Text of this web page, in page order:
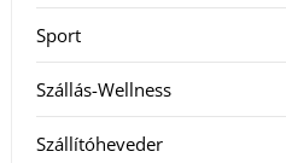
Sport
Szállás-Wellness
Szállítóheveder